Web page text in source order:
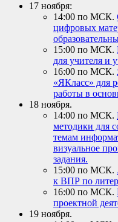
17 ноября:
14:00 по МСК.
цифровых
15:00 по МСК.
для учителя и
16:00 по МСК.
«ЯКласс» для
работы в
18 ноября.
14:00 по МСК.
методики для
темам
визуальное
задания.
15:00 по МСК.
к ВПР по
16:00 по МСК.
проектной
19 ноября.